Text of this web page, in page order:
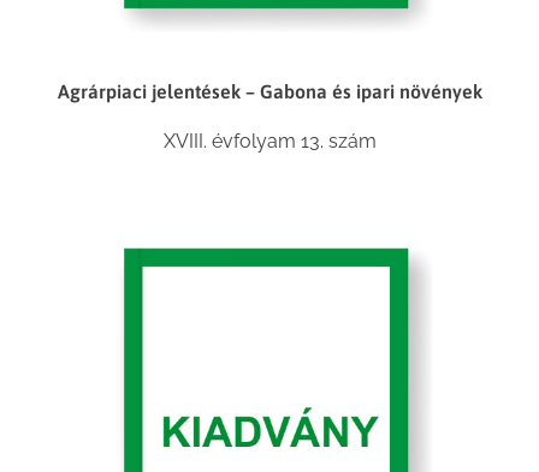
Agrárpiaci jelentések – Gabona és ipari növények
XVIII. évfolyam 13. szám